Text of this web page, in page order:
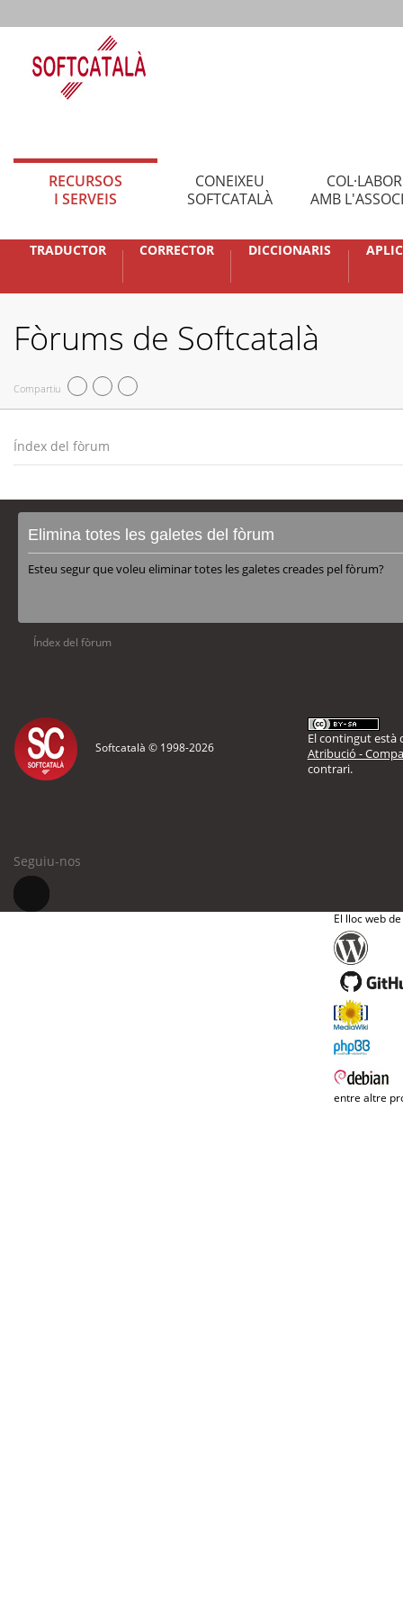
RECURSOS
I SERVEIS
CONEIXEU
SOFTCATALÀ
AMB
TRADUCTOR CORRECTOR DICCIONARIS
Fòrums de Softcatalà
Compartiu
Índex del fòrum
Elimina totes les galetes del fòrum
Esteu segur que voleu eliminar totes les galetes creades pel fòrum?
Índex del fòrum
Softcatalà © 1998-2026
El contingut està
Atribució -
contrari.
Seguiu-nos
El lloc web
entre altre